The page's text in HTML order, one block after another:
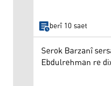
berî 10 saet
Serok Barzanî
Ebdulrehman re